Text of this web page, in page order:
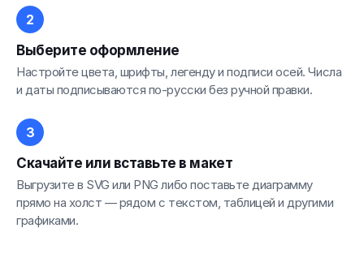
Выберите оформление
Настройте цвета, шрифты, легенду и подписи осей. Числа
и даты подписываются по-русски без ручной правки.
Скачайте или вставьте в макет
Выгрузите в SVG или PNG либо поставьте диаграмму
прямо на холст — рядом с текстом, таблицей и другими
графиками.